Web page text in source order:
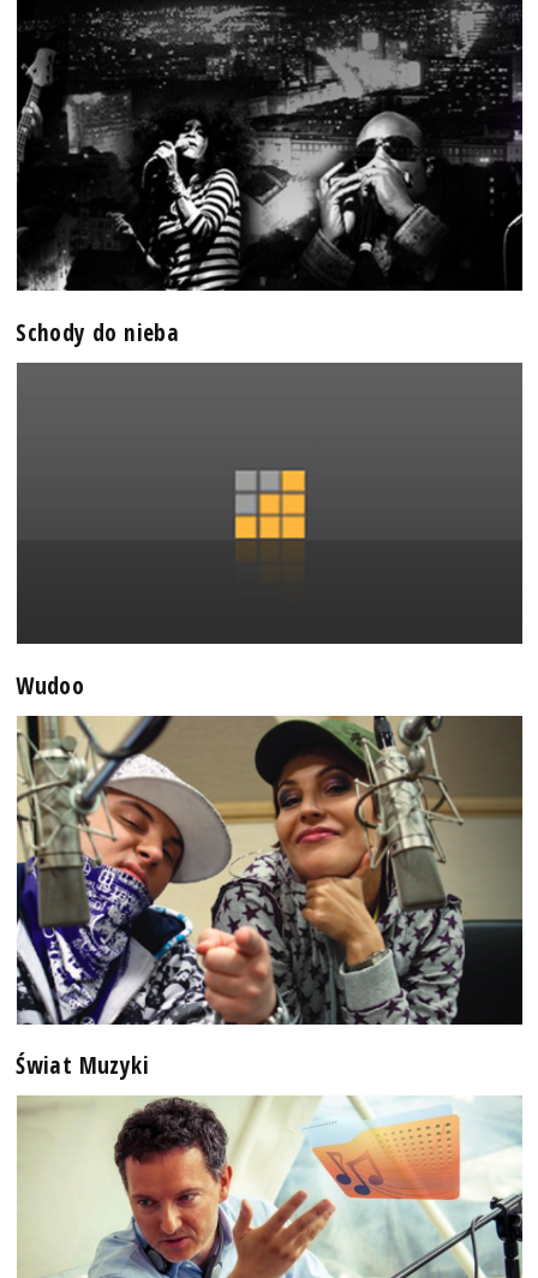
Schody do nieba
Wudoo
Świat Muzyki